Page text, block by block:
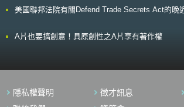
於該法中說明相關管理措施，仍值得我國未來密切關
個人資料完整性等法律概念逐漸進入資安領域，法律專
美國聯邦法院有關Defend Trade Secrets Act的晚
A片也要搞創意！具原創性之A片享有著作權
隱私權聲明 徵才訊息